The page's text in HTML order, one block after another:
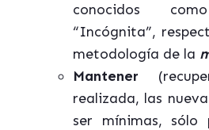
conocidos
“Incógnita”,
metodología de la
Mantener
realizada, las
ser mínimas,